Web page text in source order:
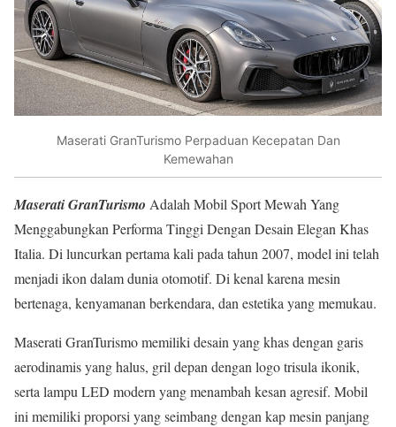
Maserati GranTurismo Perpaduan Kecepatan Dan
Kemewahan
Maserati GranTurismo Adalah Mobil Sport Mewah Yang
Menggabungkan Performa Tinggi Dengan Desain Elegan Khas
Italia. Di luncurkan pertama kali pada tahun 2007, model ini telah
menjadi ikon dalam dunia otomotif. Di kenal karena mesin
bertenaga, kenyamanan berkendara, dan estetika yang memukau.
Maserati GranTurismo memiliki desain yang khas dengan garis
aerodinamis yang halus, gril depan dengan logo trisula ikonik,
serta lampu LED modern yang menambah kesan agresif. Mobil
ini memiliki proporsi yang seimbang dengan kap mesin panjang